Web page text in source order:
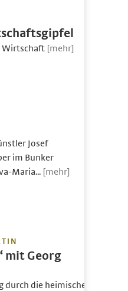
Wirtschaft [mehr]
Josef
im Bunker
Maria... [mehr]
mit Georg
durch die heimische